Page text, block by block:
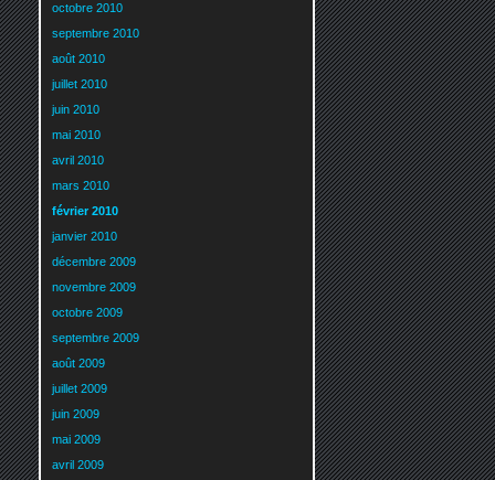
octobre 2010
septembre 2010
août 2010
juillet 2010
juin 2010
mai 2010
avril 2010
mars 2010
février 2010
janvier 2010
décembre 2009
novembre 2009
octobre 2009
septembre 2009
août 2009
juillet 2009
juin 2009
mai 2009
avril 2009